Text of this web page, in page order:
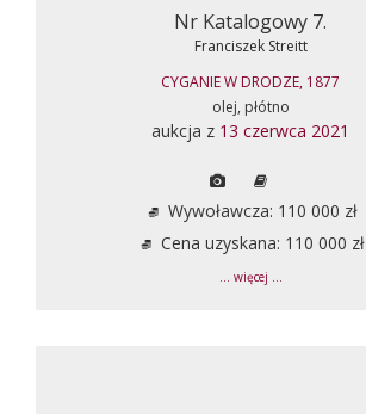
Nr Katalogowy 7.
Franciszek Streitt
CYGANIE W DRODZE, 1877
olej, płótno
aukcja z 13 czerwca 2021
Wywoławcza: 110 000 zł
Cena uzyskana: 110 000 zł
... więcej ...